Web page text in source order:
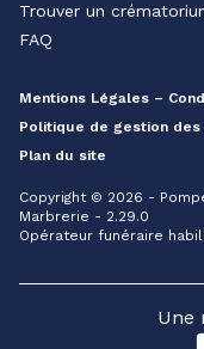
Trouver un
FAQ
Mentions Légales –
Politique de gestion
Plan du site
Copyright © 2026 -
Marbrerie - 2.29.0
Opérateur funéraire
Une